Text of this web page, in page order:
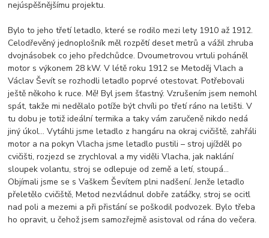
nejúspěšnějšímu projektu.
Bylo to jeho třetí letadlo, které se rodilo mezi lety 1910 až 1912.
Celodřevěný jednoplošník měl rozpětí deset metrů a vážil zhruba
dvojnásobek co jeho předchůdce. Dvoumetrovou vrtuli poháněl
motor s výkonem 28 kW. V létě roku 1912 se Metoděj Vlach a
Václav Ševít se rozhodli letadlo poprvé otestovat. Potřebovali
ještě někoho k ruce. Mě! Byl jsem šťastný. Vzrušením jsem nemohl
spát, takže mi nedělalo potíže být chvíli po třetí ráno na letišti. V
tu dobu je totiž ideální termika a taky vám zaručeně nikdo nedá
jiný úkol… Vytáhli jsme letadlo z hangáru na okraj cvičiště, zahřáli
motor a na pokyn Vlacha jsme letadlo pustili – stroj ujížděl po
cvičišti, rozjezd se zrychloval a my viděli Vlacha, jak naklání
sloupek volantu, stroj se odlepuje od země a letí, stoupá…
Objímali jsme se s Vaškem Ševítem plni nadšení. Jenže letadlo
přeletělo cvičiště, Metod nezvládnul dobře zatáčky, stroj se ocitl
nad poli a mezemi a při přistání se poškodil podvozek. Bylo třeba
ho opravit, u čehož jsem samozřejmě asistoval od rána do večera.